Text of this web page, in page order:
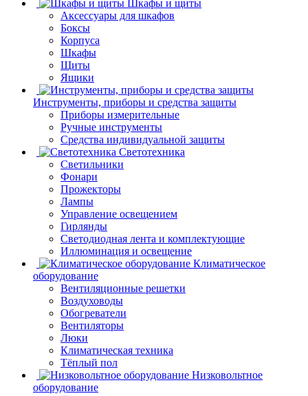
Шкафы и щиты
Аксессуары для шкафов
Боксы
Корпуса
Шкафы
Щиты
Ящики
Инструменты, приборы и средства защиты
Приборы измерительные
Ручные инструменты
Средства индивидуальной защиты
Светотехника
Светильники
Фонари
Прожекторы
Лампы
Управление освещением
Гирлянды
Светодиодная лента и комплектующие
Иллюминация и освещение
Климатическое
оборудование
Вентиляционные решетки
Воздуховоды
Обогреватели
Вентиляторы
Люки
Климатическая техника
Тёплый пол
Низковольтное
оборудование